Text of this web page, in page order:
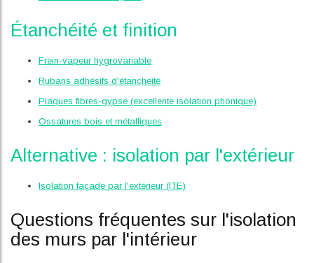
Étanchéité et finition
Frein-vapeur hygrovariable
Rubans adhésifs d'étanchéité
Plaques fibres-gypse (excellente isolation phonique)
Ossatures bois et métalliques
Alternative : isolation par l'extérieur
Isolation façade par l'extérieur (ITE)
Questions fréquentes sur l'isolation
des murs par l'intérieur